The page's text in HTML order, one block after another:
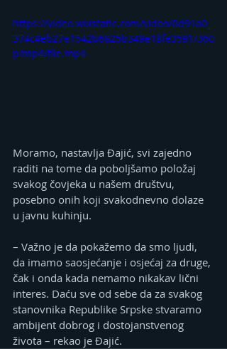
https://video.wixstatic.com/video/0d91a0_
374c4eb27e1542b6825b349e18fe3591/360
p/mp4/file.mp4
Moramo, nastavlja Đajić, svi zajedno
raditi na tome da poboljšamo položaj
svakog čovjeka u našem društvu,
posebno onih koji svakodnevno dolaze
u javnu kuhinju.
– Važno je da pokažemo da smo ljudi,
da imamo saosjećanje i osjećaj za druge,
čak i onda kada nemamo nikakav lični
interes. Daću sve od sebe da za svakog
stanovnika Republike Srpske stvaramo
ambijent dobrog i dostojanstvenog
života – rekao je Đajić.